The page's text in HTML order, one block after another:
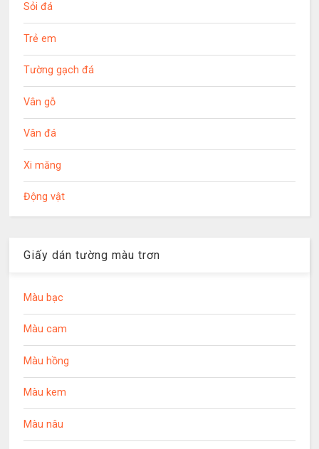
Sỏi đá
Trẻ em
Tường gạch đá
Vân gỗ
Vân đá
Xi măng
Động vật
Giấy dán tường màu trơn
Màu bạc
Màu cam
Màu hồng
Màu kem
Màu nâu